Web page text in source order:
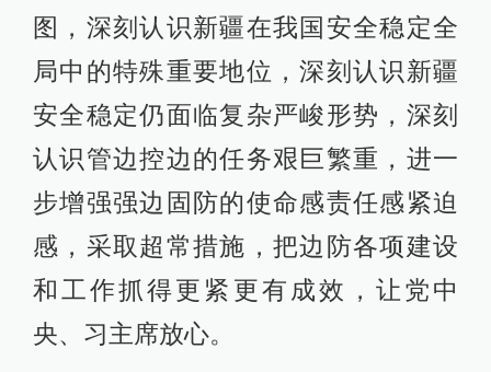
图，深刻认识新疆在我国安全稳定全
局中的特殊重要地位，深刻认识新疆
安全稳定仍面临复杂严峻形势，深刻
认识管边控边的任务艰巨繁重，进一
步增强强边固防的使命感责任感紧迫
感，采取超常措施，把边防各项建设
和工作抓得更紧更有成效，让党中
央、习主席放心。